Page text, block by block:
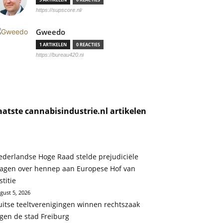
https://supscore.nl/
Gweedo
1 ARTIKELEN 0 REACTIES
https://bureau420.nl
cannabisindustrie.nl artikelen
Hoge Raad stelde prejudiciële
over hennep aan Europese Hof van
5, 2026
teeltverenigingen winnen rechtszaak
de stad Freiburg